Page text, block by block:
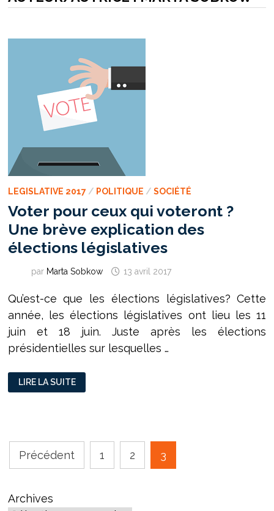
LEGISLATIVE 2017/ POLITIQUE / SOCIÉTÉ
Voter pour ceux qui voteront ?
Une brève explication des
élections législatives
par Marta Sobkow 13 avril 2017
Qu’est-ce que les élections législatives? Cette
année, les élections législatives ont lieu les 11
juin et 18 juin. Juste après les élections
présidentielles sur lesquelles …
VOTER
POUR
CEUX
EXPLICATION
DES
ÉLECTIONS
LÉGISLATIVES
LIRE LA SUITE
Pagination
des
publications
Précédent 1 2 3
Archives